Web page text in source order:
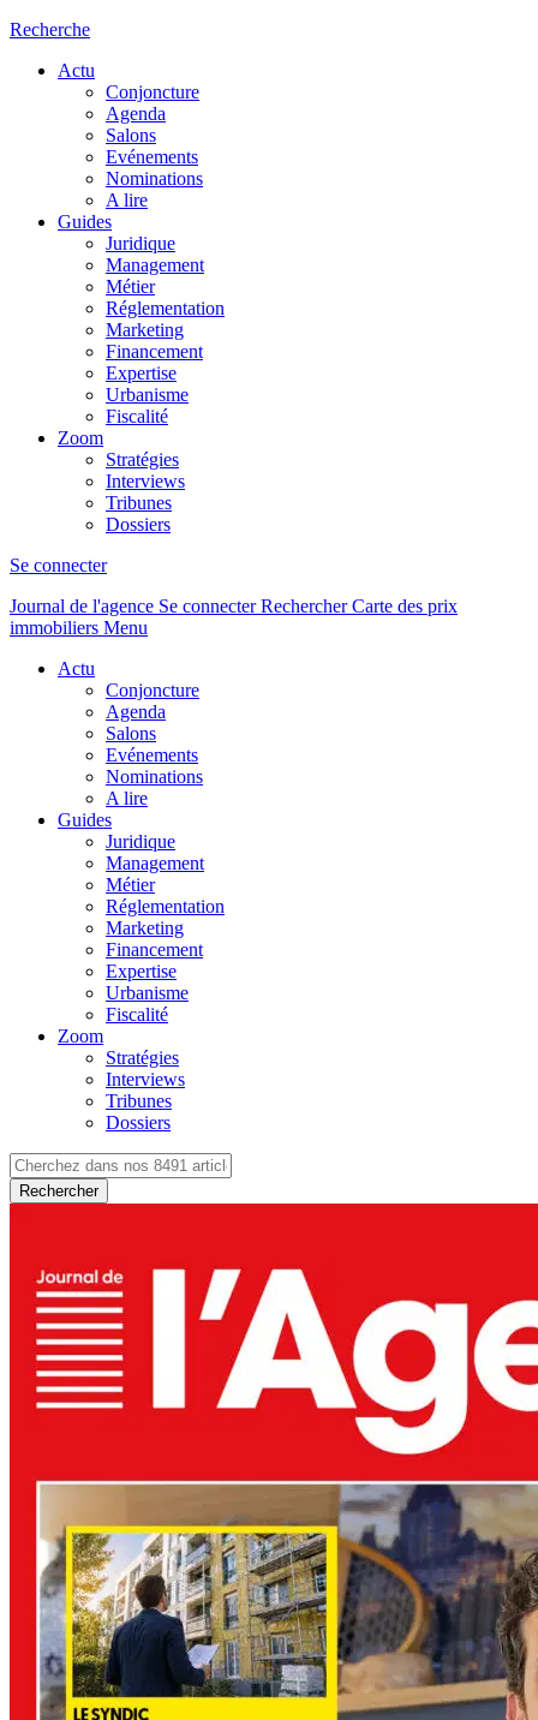
Recherche
Actu
Conjoncture
Agenda
Salons
Evénements
Nominations
A lire
Guides
Juridique
Management
Métier
Réglementation
Marketing
Financement
Expertise
Urbanisme
Fiscalité
Zoom
Stratégies
Interviews
Tribunes
Dossiers
Se connecter
Journal de l'agence Se connecterRechercher Carte des prix
immobiliers Menu
Actu
Conjoncture
Agenda
Salons
Evénements
Nominations
A lire
Guides
Juridique
Management
Métier
Réglementation
Marketing
Financement
Expertise
Urbanisme
Fiscalité
Zoom
Stratégies
Interviews
Tribunes
Dossiers
Rechercher